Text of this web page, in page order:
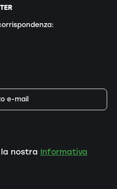
nostra Informativa